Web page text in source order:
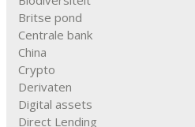
Britse pond
Centrale bank
China
Crypto
Derivaten
Digital assets
Direct Lending